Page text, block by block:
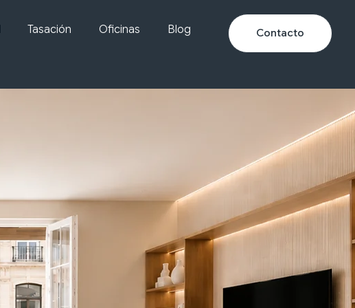
Tasación Oficinas Blog Contacto